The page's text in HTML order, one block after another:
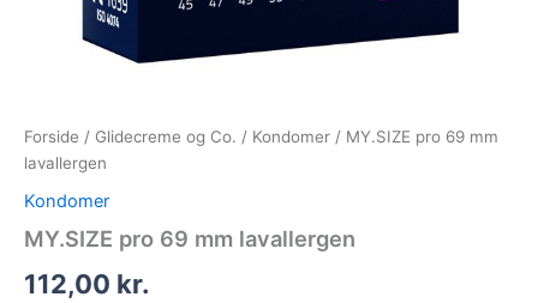
Forside / Glidecreme og Co. / Kondomer / MY.SIZE pro 69 mm
lavallergen
Kondomer
MY.SIZE pro 69 mm lavallergen
112,00 kr.